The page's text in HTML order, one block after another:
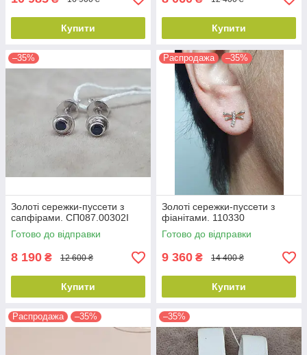
Купити Купити
–35%
Золоті сережки-пуссети з
сапфірами. СП087.00302І
Готово до відправки
8 190 ₴ 12 600 ₴
Купити
Распродажа –35%
Золоті сережки-пуссети з
фіанітами. 110330
Готово до відправки
9 360 ₴ 14 400 ₴
Купити
Распродажа –35% –35%